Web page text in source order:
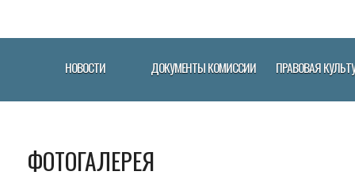
НОВОСТИ ДОКУМЕНТЫ КОМИССИИ ПРАВОВАЯ
ФОТОГАЛЕРЕЯ